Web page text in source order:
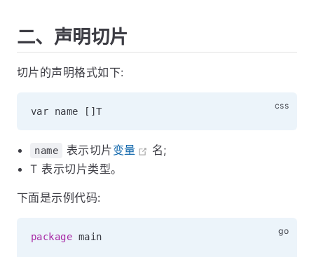
二、声明切片
切片的声明格式如下:
name 表示切片变量
名;
T 表示切片类型。
下面是示例代码:
package main